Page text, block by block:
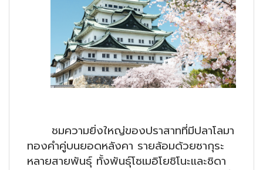
ชมความยิ่งใหญ่ของปราสาทที่มีปลาโลมา
ทองคำคู่บนยอดหลังคา รายล้อมด้วยซากุระ
หลายสายพันธุ์ ทั้งพันธุ์โซเมอิโยชิโนะและชิดา